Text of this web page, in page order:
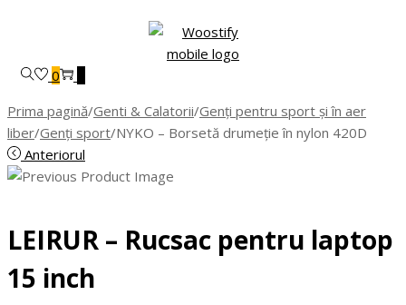
0
Prima pagină/Genti & Calatorii/Genți pentru sport și în aer
liber/Genți sport/NYKO – Borsetă drumeție în nylon 420D
Anteriorul
LEIRUR – Rucsac pentru laptop
15 inch